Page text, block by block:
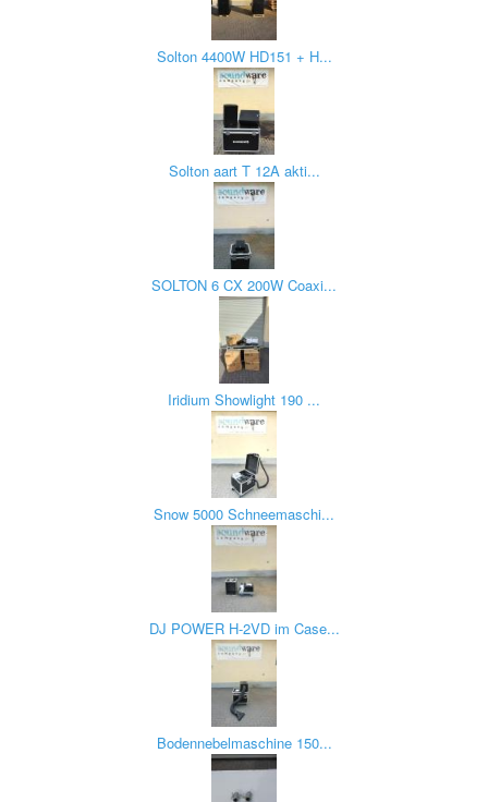
Solton 4400W HD151 + H...
Solton aart T 12A akti...
SOLTON 6 CX 200W Coaxi...
Iridium Showlight 190 ...
Snow 5000 Schneemaschi...
DJ POWER H-2VD im Case...
Bodennebelmaschine 150...